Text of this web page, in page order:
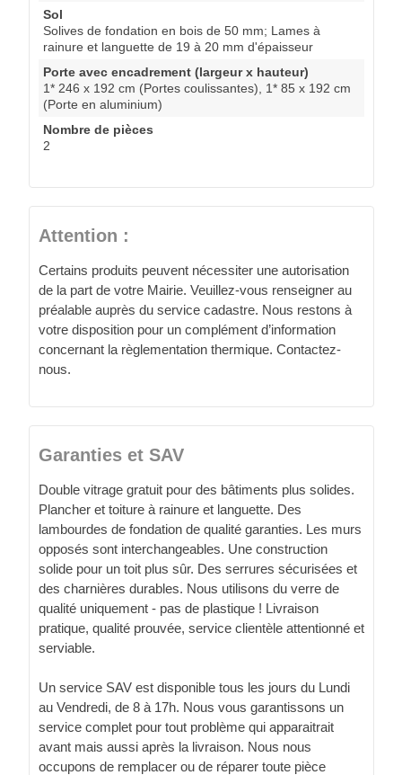
Sol
Solives de fondation en bois de 50 mm; Lames à
rainure et languette de 19 à 20 mm d'épaisseur
Porte avec encadrement (largeur x hauteur)
1* 246 x 192 cm (Portes coulissantes), 1* 85 x 192 cm
(Porte en aluminium)
Nombre de pièces
2
Attention :
Certains produits peuvent nécessiter une autorisation
de la part de votre Mairie. Veuillez-vous renseigner au
préalable auprès du service cadastre. Nous restons à
votre disposition pour un complément d’information
concernant la règlementation thermique. Contactez-
nous.
Garanties et SAV
Double vitrage gratuit pour des bâtiments plus solides.
Plancher et toiture à rainure et languette. Des
lambourdes de fondation de qualité garanties. Les murs
opposés sont interchangeables. Une construction
solide pour un toit plus sûr. Des serrures sécurisées et
des charnières durables. Nous utilisons du verre de
qualité uniquement - pas de plastique ! Livraison
pratique, qualité prouvée, service clientèle attentionné et
serviable.
Un service SAV est disponible tous les jours du Lundi
au Vendredi, de 8 à 17h. Nous vous garantissons un
service complet pour tout problème qui apparaitrait
avant mais aussi après la livraison. Nous nous
occupons de remplacer ou de réparer toute pièce